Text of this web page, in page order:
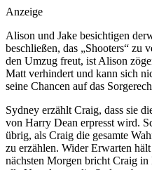
Anzeige
Alison und Jake besichtigen
beschließen, das „Shooters“ zu
den Umzug freut, ist Alison
Matt verhindert und kann sich
seine Chancen auf das
Sydney erzählt Craig, dass sie
von Harry Dean erpresst wird.
übrig, als Craig die gesamte
zu erzählen. Wider Erwarten
nächsten Morgen bricht Craig